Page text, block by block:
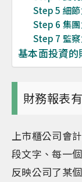
Step 5 細
Step 6 集
Step 7 監
基本面投資
財務報表
上市櫃公司會
段文字、每一
反映公司了某